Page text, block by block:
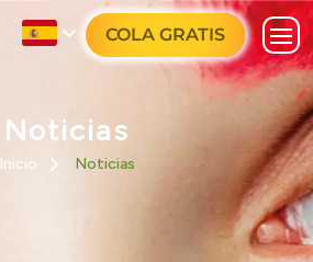
COLA GRATIS
Noticias
Inicio Noticias